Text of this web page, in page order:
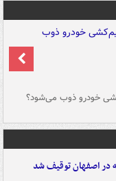
خودرو ذوب می‌شود؟